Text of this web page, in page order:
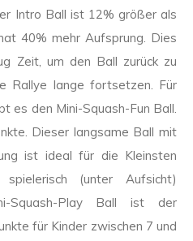
Intro Ball ist 12% größer als
40% mehr Aufsprung. Dies
Zeit, um den Ball zurück zu
Rallye lange fortsetzen. Für
es den Mini-Squash-Fun Ball.
Dieser langsame Ball mit
ist ideal für die Kleinsten
(unter Aufsicht)
Squash-Play Ball ist der
für Kinder zwischen 7 und